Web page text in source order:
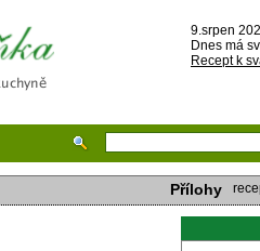
9.srpen
Dnes má
Recept k
Přílohy